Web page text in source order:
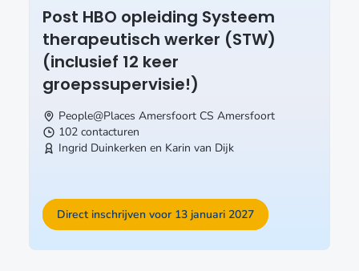
Post HBO opleiding Systeem
therapeutisch werker (STW)
(inclusief 12 keer
groepssupervisie!)
People@Places Amersfoort CS Amersfoort
102 contacturen
Ingrid Duinkerken en Karin van Dijk
Direct inschrijven voor 13 januari 2027